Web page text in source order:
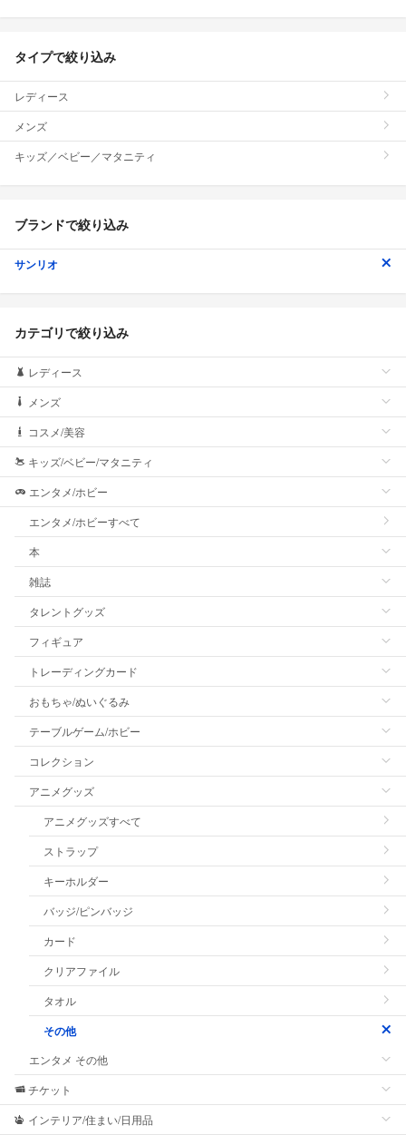
タイプで絞り込み
レディース
メンズ
キッズ／ベビー／マタニティ
ブランドで絞り込み
サンリオ
カテゴリで絞り込み
レディース
メンズ
コスメ/美容
キッズ/ベビー/マタニティ
エンタメ/ホビー
エンタメ/ホビーすべて
本
雑誌
タレントグッズ
フィギュア
トレーディングカード
おもちゃ/ぬいぐるみ
テーブルゲーム/ホビー
コレクション
アニメグッズ
アニメグッズすべて
ストラップ
キーホルダー
バッジ/ピンバッジ
カード
クリアファイル
タオル
その他
エンタメ その他
チケット
インテリア/住まい/日用品